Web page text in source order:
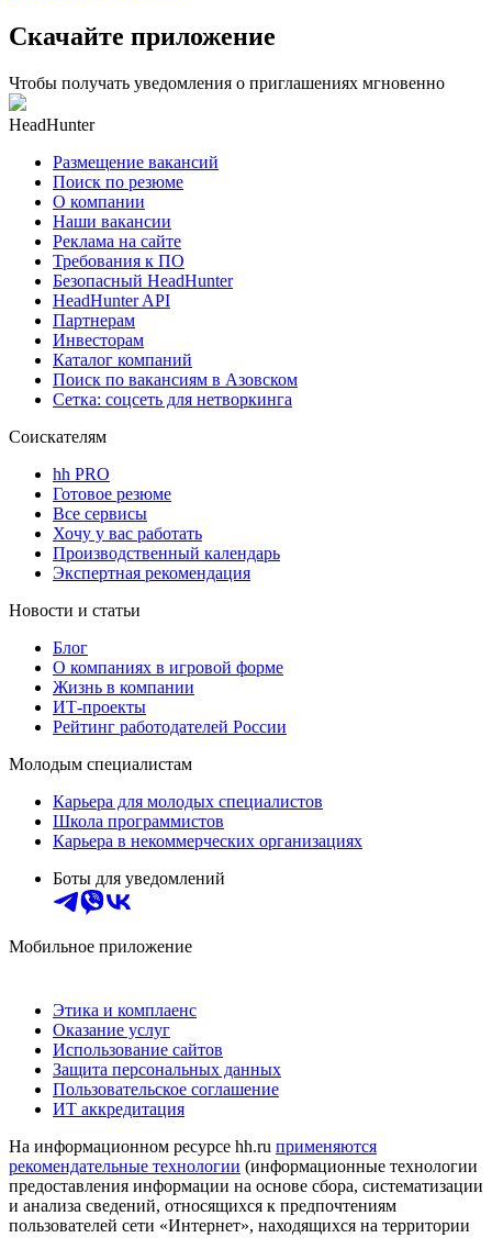
Скачайте приложение
Чтобы получать уведомления о приглашениях мгновенно
HeadHunter
Размещение вакансий
Поиск по резюме
О компании
Наши вакансии
Реклама на сайте
Требования к ПО
Безопасный HeadHunter
HeadHunter API
Партнерам
Инвесторам
Каталог компаний
Поиск по вакансиям в Азовском
Сетка: соцсеть для нетворкинга
Соискателям
hh PRO
Готовое резюме
Все сервисы
Хочу у вас работать
Производственный календарь
Экспертная рекомендация
Новости и статьи
Блог
О компаниях в игровой форме
Жизнь в компании
ИТ-проекты
Рейтинг работодателей России
Молодым специалистам
Карьера для молодых специалистов
Школа программистов
Карьера в некоммерческих организациях
Боты для уведомлений
Мобильное приложение
Этика и комплаенс
Оказание услуг
Использование сайтов
Защита персональных данных
Пользовательское соглашение
ИТ аккредитация
На информационном ресурсе hh.ru применяются
рекомендательные технологии (информационные технологии
предоставления информации на основе сбора, систематизации
и анализа сведений, относящихся к предпочтениям
пользователей сети «Интернет», находящихся на территории